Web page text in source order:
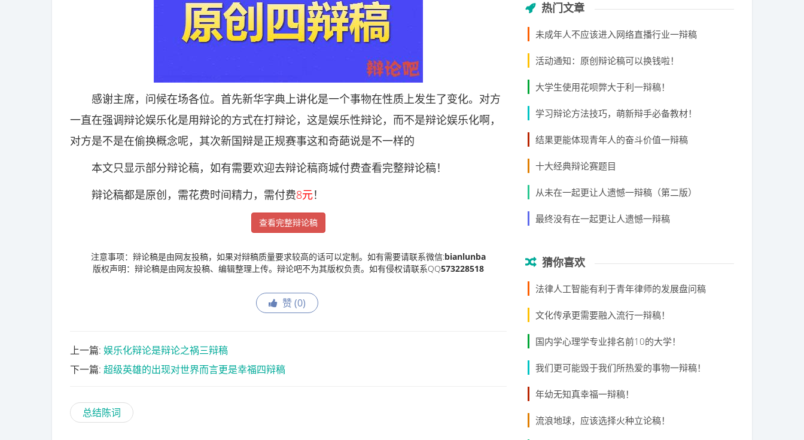
感谢主席，问候在场各位。首先新华字典上讲化是一个事物在性质上发生了变化。对方
一直在强调辩论娱乐化是用辩论的方式在打辩论，这是娱乐性辩论，而不是辩论娱乐化啊，
对方是不是在偷换概念呢，其次新国辩是正规赛事这和奇葩说是不一样的
本文只显示部分辩论稿，如有需要欢迎去辩论稿商城付费查看完整辩论稿！
辩论稿都是原创，需花费时间精力，需付费8元！
查看完整辩论稿
注意事项：辩论稿是由网友投稿，如果对辩稿质量要求较高的话可以定制。如有需要请联系微信:bianlunba
版权声明：辩论稿是由网友投稿、编辑整理上传。辩论吧不为其版权负责。如有侵权请联系QQ573228518
赞 (0)
上一篇: 娱乐化辩论是辩论之祸三辩稿
下一篇: 超级英雄的出现对世界而言更是幸福四辩稿
总结陈词
热门文章
未成年人不应该进入网络直播行业一辩稿
活动通知：原创辩论稿可以换钱啦！
大学生使用花呗弊大于利一辩稿！
学习辩论方法技巧，萌新辩手必备教材！
结果更能体现青年人的奋斗价值一辩稿
十大经典辩论赛题目
从未在一起更让人遗憾一辩稿（第二版）
最终没有在一起更让人遗憾一辩稿
猜你喜欢
法律人工智能有利于青年律师的发展盘问稿
文化传承更需要融入流行一辩稿！
国内学心理学专业排名前10的大学！
我们更可能毁于我们所热爱的事物一辩稿！
年幼无知真幸福一辩稿！
流浪地球，应该选择火种立论稿！